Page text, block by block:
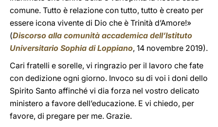
comune. Tutto è relazione con tutto, tutto è creato per
essere icona vivente di Dio che è Trinità d’Amore!»
(Discorso alla comunità accademica dell’Istituto
Universitario Sophia di Loppiano, 14 novembre 2019).
Cari fratelli e sorelle, vi ringrazio per il lavoro che fate
con dedizione ogni giorno. Invoco su di voi i doni dello
Spirito Santo affinché vi dia forza nel vostro delicato
ministero a favore dell’educazione. E vi chiedo, per
favore, di pregare per me. Grazie.